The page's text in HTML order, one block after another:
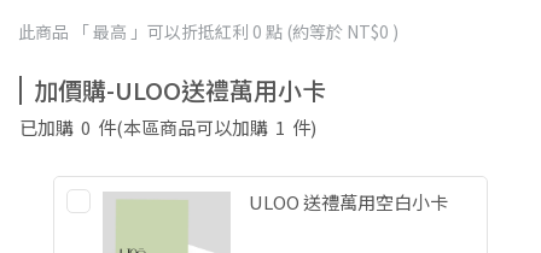
此商品 「 最高 」可以折抵紅利 0 點 (約等於 NT$0 )
加價購-ULOO送禮萬用小卡
已加購 0 件(本區商品可以加購 1 件)
ULOO 送禮萬用空白小卡